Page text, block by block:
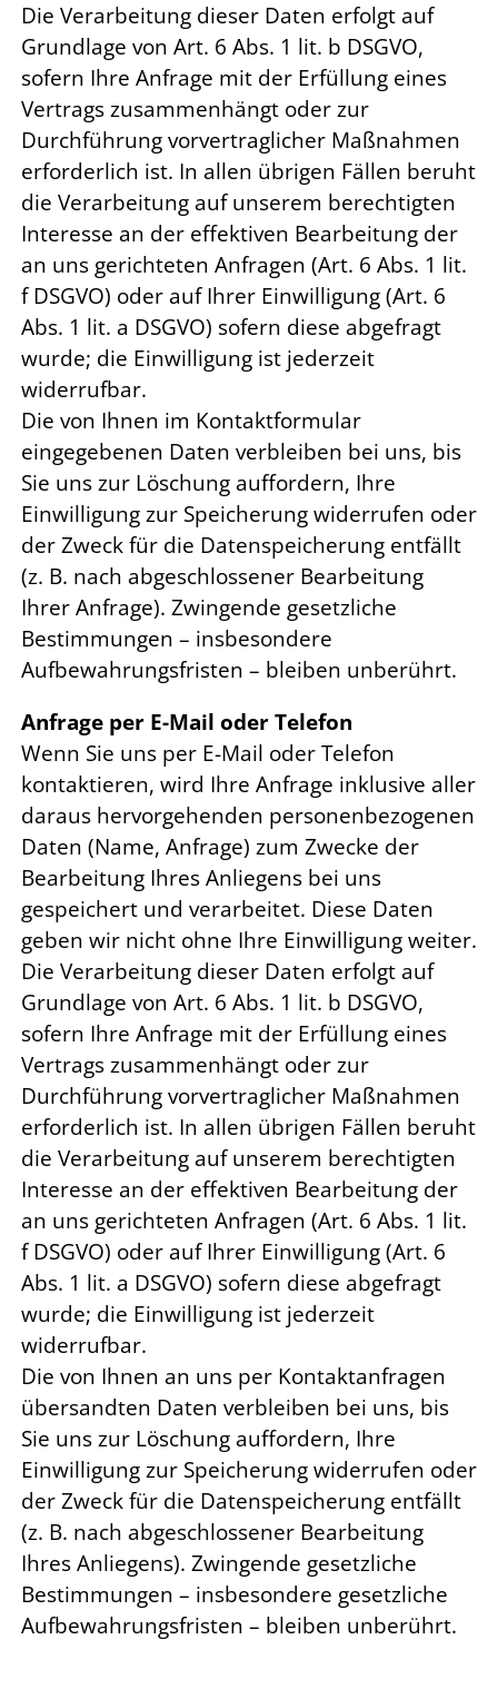
Die Verarbeitung dieser Daten erfolgt auf
Grundlage von Art. 6 Abs. 1 lit. b DSGVO,
sofern Ihre Anfrage mit der Erfüllung eines
Vertrags zusammenhängt oder zur
Durchführung vorvertraglicher Maßnahmen
erforderlich ist. In allen übrigen Fällen beruht
die Verarbeitung auf unserem berechtigten
Interesse an der effektiven Bearbeitung der
an uns gerichteten Anfragen (Art. 6 Abs. 1 lit.
f DSGVO) oder auf Ihrer Einwilligung (Art. 6
Abs. 1 lit. a DSGVO) sofern diese abgefragt
wurde; die Einwilligung ist jederzeit
widerrufbar.
Die von Ihnen im Kontaktformular
eingegebenen Daten verbleiben bei uns, bis
Sie uns zur Löschung auffordern, Ihre
Einwilligung zur Speicherung widerrufen oder
der Zweck für die Datenspeicherung entfällt
(z. B. nach abgeschlossener Bearbeitung
Ihrer Anfrage). Zwingende gesetzliche
Bestimmungen – insbesondere
Aufbewahrungsfristen – bleiben unberührt.
Anfrage per E-Mail oder Telefon
Wenn Sie uns per E-Mail oder Telefon
kontaktieren, wird Ihre Anfrage inklusive aller
daraus hervorgehenden personenbezogenen
Daten (Name, Anfrage) zum Zwecke der
Bearbeitung Ihres Anliegens bei uns
gespeichert und verarbeitet. Diese Daten
geben wir nicht ohne Ihre Einwilligung weiter.
Die Verarbeitung dieser Daten erfolgt auf
Grundlage von Art. 6 Abs. 1 lit. b DSGVO,
sofern Ihre Anfrage mit der Erfüllung eines
Vertrags zusammenhängt oder zur
Durchführung vorvertraglicher Maßnahmen
erforderlich ist. In allen übrigen Fällen beruht
die Verarbeitung auf unserem berechtigten
Interesse an der effektiven Bearbeitung der
an uns gerichteten Anfragen (Art. 6 Abs. 1 lit.
f DSGVO) oder auf Ihrer Einwilligung (Art. 6
Abs. 1 lit. a DSGVO) sofern diese abgefragt
wurde; die Einwilligung ist jederzeit
widerrufbar.
Die von Ihnen an uns per Kontaktanfragen
übersandten Daten verbleiben bei uns, bis
Sie uns zur Löschung auffordern, Ihre
Einwilligung zur Speicherung widerrufen oder
der Zweck für die Datenspeicherung entfällt
(z. B. nach abgeschlossener Bearbeitung
Ihres Anliegens). Zwingende gesetzliche
Bestimmungen – insbesondere gesetzliche
Aufbewahrungsfristen – bleiben unberührt.